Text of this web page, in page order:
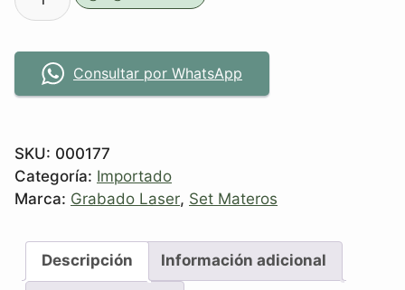
Consultar por WhatsApp
SKU: 000177
Categoría: Importado
Marca: Grabado Laser, Set Materos
Descripción Información adicional